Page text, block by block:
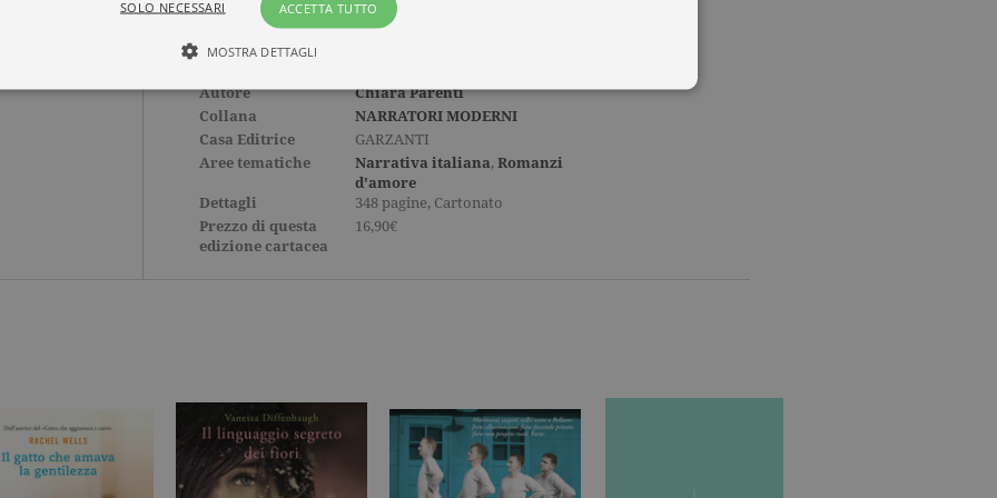
Titolo
Autore
Chiara Parenti
Collana
NARRATORI MODERNI
Casa Editrice
GARZANTI
Aree tematiche
Narrativa italiana, Romanzi
d'amore
Dettagli
348 pagine, Cartonato
Prezzo di questa
edizione cartacea
16,90€
ACCETTA TUTTO
SOLO NECESSARI
MOSTRA DETTAGLI
Tecnici ed equiparati Misurazione Profilazione
necessari, consentono la funzionalità del sito Web principale come l'accesso degli utenti e la gestione
essere utilizzato correttamente senza i cookie strettamente necessari. Col rispetto delle condizioni previste dal
equiparati ai tecnici e dunque non necessitano del consenso.
Questo cookie è impostato da Google Analytics. Memorizza e aggiorna un valore univoco
Questo cookie viene utilizzato per verificare la pagina corrente visualizzata.
1 minuto
Si tratta di un cookie di tipo pattern impostato da Google Analytics, in cui l'elemento
pattern sul nome contiene il numero identificativo univoco dell'account o del sito Web a
cui si riferisce. È una variazione del cookie _gat che viene utilizzato per limitare la quantità
di dati registrati da Google su siti Web ad alto volume di traffico.